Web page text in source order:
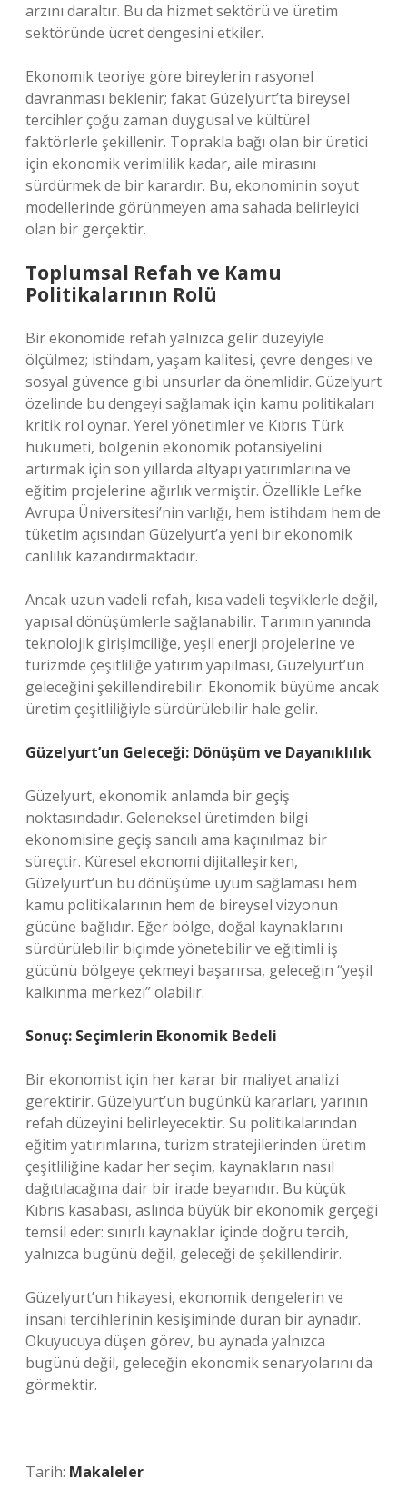
arzını daraltır. Bu da hizmet sektörü ve üretim
sektöründe ücret dengesini etkiler.
Ekonomik teoriye göre bireylerin rasyonel
davranması beklenir; fakat Güzelyurt’ta bireysel
tercihler çoğu zaman duygusal ve kültürel
faktörlerle şekillenir. Toprakla bağı olan bir üretici
için ekonomik verimlilik kadar, aile mirasını
sürdürmek de bir karardır. Bu, ekonominin soyut
modellerinde görünmeyen ama sahada belirleyici
olan bir gerçektir.
Toplumsal Refah ve Kamu
Politikalarının Rolü
Bir ekonomide refah yalnızca gelir düzeyiyle
ölçülmez; istihdam, yaşam kalitesi, çevre dengesi ve
sosyal güvence gibi unsurlar da önemlidir. Güzelyurt
özelinde bu dengeyi sağlamak için kamu politikaları
kritik rol oynar. Yerel yönetimler ve Kıbrıs Türk
hükümeti, bölgenin ekonomik potansiyelini
artırmak için son yıllarda altyapı yatırımlarına ve
eğitim projelerine ağırlık vermiştir. Özellikle Lefke
Avrupa Üniversitesi’nin varlığı, hem istihdam hem de
tüketim açısından Güzelyurt’a yeni bir ekonomik
canlılık kazandırmaktadır.
Ancak uzun vadeli refah, kısa vadeli teşviklerle değil,
yapısal dönüşümlerle sağlanabilir. Tarımın yanında
teknolojik girişimciliğe, yeşil enerji projelerine ve
turizmde çeşitliliğe yatırım yapılması, Güzelyurt’un
geleceğini şekillendirebilir. Ekonomik büyüme ancak
üretim çeşitliliğiyle sürdürülebilir hale gelir.
Güzelyurt’un Geleceği: Dönüşüm ve Dayanıklılık
Güzelyurt, ekonomik anlamda bir geçiş
noktasındadır. Geleneksel üretimden bilgi
ekonomisine geçiş sancılı ama kaçınılmaz bir
süreçtir. Küresel ekonomi dijitalleşirken,
Güzelyurt’un bu dönüşüme uyum sağlaması hem
kamu politikalarının hem de bireysel vizyonun
gücüne bağlıdır. Eğer bölge, doğal kaynaklarını
sürdürülebilir biçimde yönetebilir ve eğitimli iş
gücünü bölgeye çekmeyi başarırsa, geleceğin “yeşil
kalkınma merkezi” olabilir.
Sonuç: Seçimlerin Ekonomik Bedeli
Bir ekonomist için her karar bir maliyet analizi
gerektirir. Güzelyurt’un bugünkü kararları, yarının
refah düzeyini belirleyecektir. Su politikalarından
eğitim yatırımlarına, turizm stratejilerinden üretim
çeşitliliğine kadar her seçim, kaynakların nasıl
dağıtılacağına dair bir irade beyanıdır. Bu küçük
Kıbrıs kasabası, aslında büyük bir ekonomik gerçeği
temsil eder: sınırlı kaynaklar içinde doğru tercih,
yalnızca bugünü değil, geleceği de şekillendirir.
Güzelyurt’un hikayesi, ekonomik dengelerin ve
insani tercihlerinin kesişiminde duran bir aynadır.
Okuyucuya düşen görev, bu aynada yalnızca
bugünü değil, geleceğin ekonomik senaryolarını da
görmektir.
Tarih: Makaleler